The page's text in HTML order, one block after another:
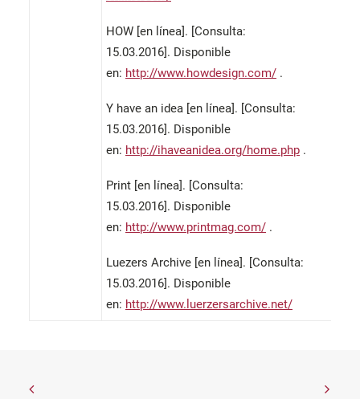
HOW [en línea]. [Consulta:
15.03.2016]. Disponible
en: http://www.howdesign.com/ .
Y have an idea [en línea]. [Consulta:
15.03.2016]. Disponible
en: http://ihaveanidea.org/home.php .
Print [en línea]. [Consulta:
15.03.2016]. Disponible
en: http://www.printmag.com/ .
Luezers Archive [en línea]. [Consulta:
15.03.2016]. Disponible
en: http://www.luerzersarchive.net/